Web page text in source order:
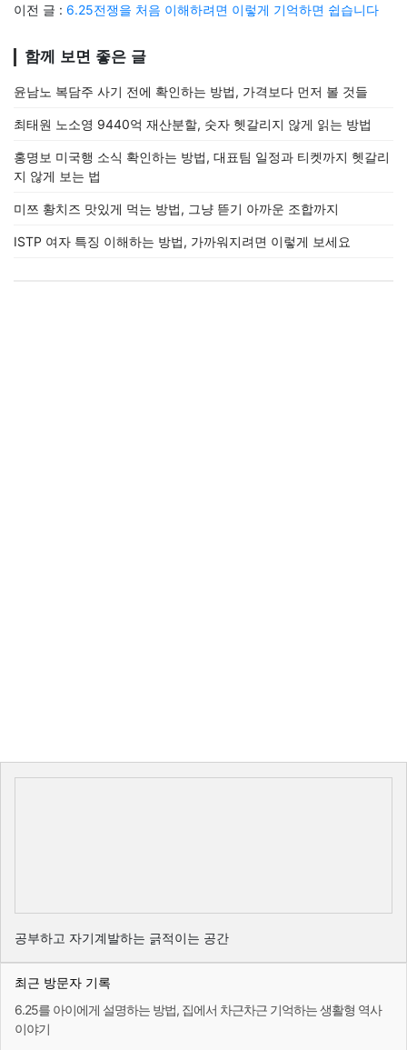
이전 글 : 6.25전쟁을 처음 이해하려면 이렇게 기억하면 쉽습니다
함께 보면 좋은 글
윤남노 복담주 사기 전에 확인하는 방법, 가격보다 먼저 볼 것들
최태원 노소영 9440억 재산분할, 숫자 헷갈리지 않게 읽는 방법
홍명보 미국행 소식 확인하는 방법, 대표팀 일정과 티켓까지 헷갈리
지 않게 보는 법
미쯔 황치즈 맛있게 먹는 방법, 그냥 뜯기 아까운 조합까지
ISTP 여자 특징 이해하는 방법, 가까워지려면 이렇게 보세요
공부하고 자기계발하는 긁적이는 공간
최근 방문자 기록
6.25를 아이에게 설명하는 방법, 집에서 차근차근 기억하는 생활형 역사
이야기